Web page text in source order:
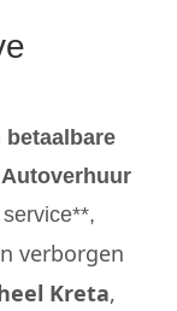
betaalbare
verborgen
Kreta,